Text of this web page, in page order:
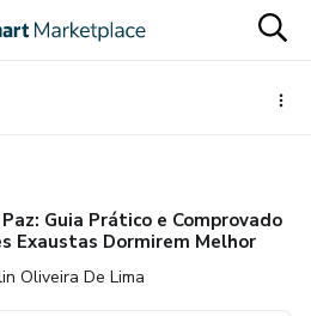
Guia Prático e Comprovado
Exaustas Dormirem Melhor
Oliveira De Lima